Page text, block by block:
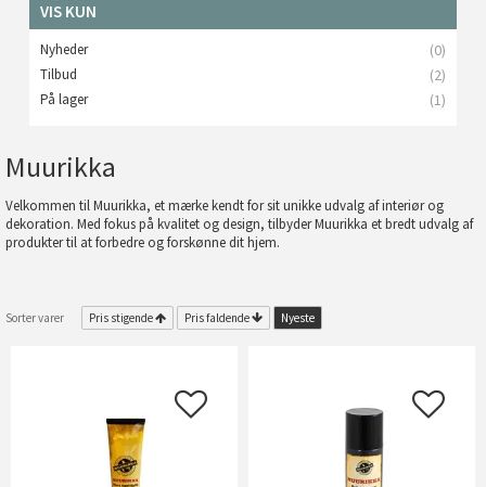
VIS KUN
Nyheder (0)
Tilbud (2)
På lager (1)
Muurikka
Velkommen til Muurikka, et mærke kendt for sit unikke udvalg af interiør og
dekoration. Med fokus på kvalitet og design, tilbyder Muurikka et bredt udvalg af
produkter til at forbedre og forskønne dit hjem.
Sorter varer Pris stigende Pris faldende Nyeste